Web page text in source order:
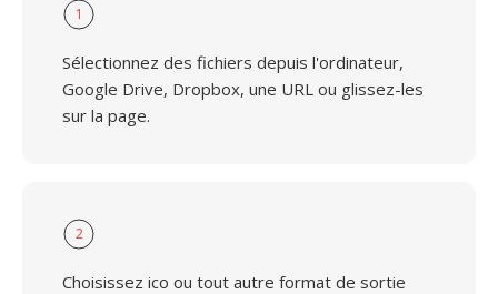
1
Sélectionnez des fichiers depuis l'ordinateur,
Google Drive, Dropbox, une URL ou glissez-les
sur la page.
2
Choisissez ico ou tout autre format de sortie